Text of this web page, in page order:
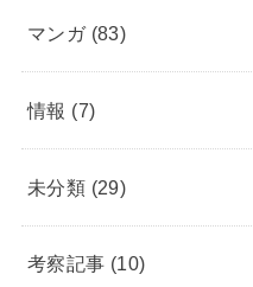
マンガ (83)
情報 (7)
未分類 (29)
考察記事 (10)